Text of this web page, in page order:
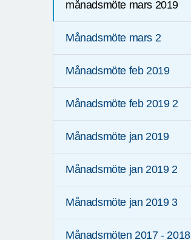
månadsmöte mars 2019
Månadsmöte mars 2
Månadsmöte feb 2019
Månadsmöte feb 2019 2
Månadsmöte jan 2019
Månadsmöte jan 2019 2
Månadsmöte jan 2019 3
Månadsmöten 2017 - 2018